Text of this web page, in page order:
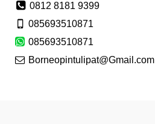
0812 8181 9399
085693510871
085693510871
Borneopintulipat@Gmail.com